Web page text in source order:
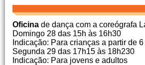
Oficina de dança com a coreógrafa
Domingo 28 das 15h às 16h30
Indicação: Para crianças a partir de
Segunda 29 das 17h15 às 18h230
Indicação: Para jovens e adultos